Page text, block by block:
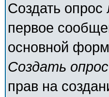
Создать опрос
первое
основной
Создать опрос
прав на